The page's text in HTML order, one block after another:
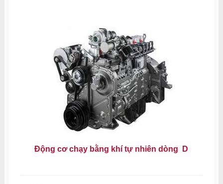
Động cơ chạy bằng khí tự nhiên dòng D